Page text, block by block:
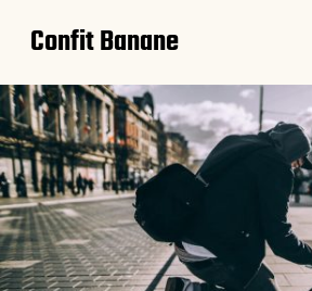
Confit Banane